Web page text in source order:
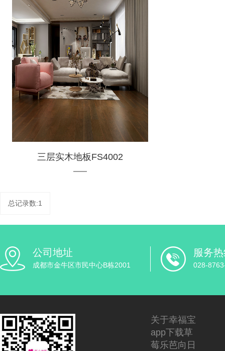
三层实木地板FS4002
总记录数:1
公司地址
成都市金牛区市民中心B栋2001
服务
028-
关于幸福宝
app下载草
莓乐芭向日